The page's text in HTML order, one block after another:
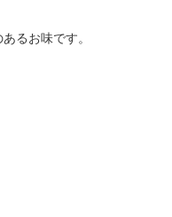
るお味です。